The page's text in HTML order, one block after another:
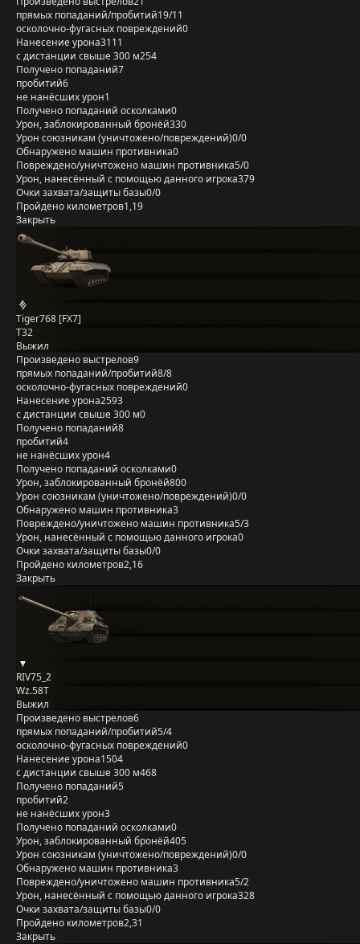
прямых попаданий/пробитий19/11
осколочно-фугасных повреждений0
Нанесение урона3111
с дистанции свыше 300 м254
Получено попаданий7
пробитий6
не нанёсших урон1
Получено попаданий осколками0
Урон, заблокированный бронёй330
Урон союзникам (уничтожено/повреждений)0/0
Обнаружено машин противника0
Повреждено/уничтожено машин противника5/0
Урон, нанесённый с помощью данного игрока379
Очки захвата/защиты базы0/0
Пройдено километров1,19
Закрыть
Tiger768 [FX7]
T32
Выжил
Произведено выстрелов9
прямых попаданий/пробитий8/8
осколочно-фугасных повреждений0
Нанесение урона2593
с дистанции свыше 300 м0
Получено попаданий8
пробитий4
не нанёсших урон4
Получено попаданий осколками0
Урон, заблокированный бронёй800
Урон союзникам (уничтожено/повреждений)0/0
Обнаружено машин противника3
Повреждено/уничтожено машин противника5/3
Урон, нанесённый с помощью данного игрока0
Очки захвата/защиты базы0/0
Пройдено километров2,16
Закрыть
RIV75_2
Wz.58Т
Выжил
Произведено выстрелов6
прямых попаданий/пробитий5/4
осколочно-фугасных повреждений0
Нанесение урона1504
с дистанции свыше 300 м468
Получено попаданий5
пробитий2
не нанёсших урон3
Получено попаданий осколками0
Урон, заблокированный бронёй405
Урон союзникам (уничтожено/повреждений)0/0
Обнаружено машин противника3
Повреждено/уничтожено машин противника5/2
Урон, нанесённый с помощью данного игрока328
Очки захвата/защиты базы0/0
Пройдено километров2,31
Закрыть